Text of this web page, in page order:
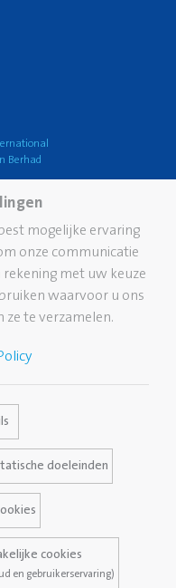
Berhad
mogelijke ervaring
onze communicatie
met uw keuze
waarvoor u ons
te verzamelen.
doeleinden
cookies
en gebruikerservaring)